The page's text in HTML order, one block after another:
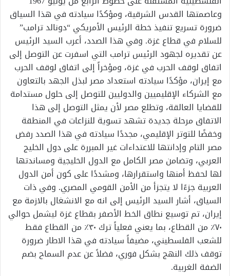
وعاصمتها القدس الشرقية، ومؤكدًا سيادته في هذا السياق
ضرورة تسريع تنفيذ خطة الرئيس الأمريكي “دونالد ترامب”
للسلام في قطاع غزة. وفي هذا الصدد، أعرب السيد الرئيس
عن تقديره لجهود الرئيس ترامب التي اسفرت عن التوصل إلى
اتفاق لوقف الحرب في غزة، ومؤخراً إلى اتفاق لوقف الحرب
مع إيران، مؤكدًا سيادته استعداد مصر لبذل الجهد بالتعاون
مع الشركاء الإقليميين والدوليين للتوصل إلى حلول مستدامة
للقضايا العالقة، وتطلع مصر لأن يمثل التوصل إلى هذا
الاتفاق مرحلة جديدة تشهد تسوية للنزاعات في المنطقة
وخفضًا للتوتر الإقليمي، مجددًا سيادته في هذا الصدد رفض
مصر التام وإدانتها للاعتداءات غير المبررة على دول الخليج
العربي، وتضامن مصر الكامل مع الدول الخليجية ومساندتها
لها لحفظ أمنها واستقرارها، ومشددًا على كون أمن الدول
العربية جزءًا لا يتجزأ من الأمن القومي المصري. وفي ذات
السياق، أشار السيد الرئيس إلى انه مع الانشغال بالازمة مع
إيران، تم توسيع نطاق الخط الأصفر بقطاع غزة ليشمل حوالي
٧٠٪؜ من القطاع، بما يعني فعلياً ترك ٣٠٪؜ من القطاع فقط
للشعب الفلسطيني، مضيفاً سيادته في هذا الاطار ضرورة
توقف ذلك النهج بشكل فوري، فضلاً عن عدم السماح بضم
الضفة الغربية.